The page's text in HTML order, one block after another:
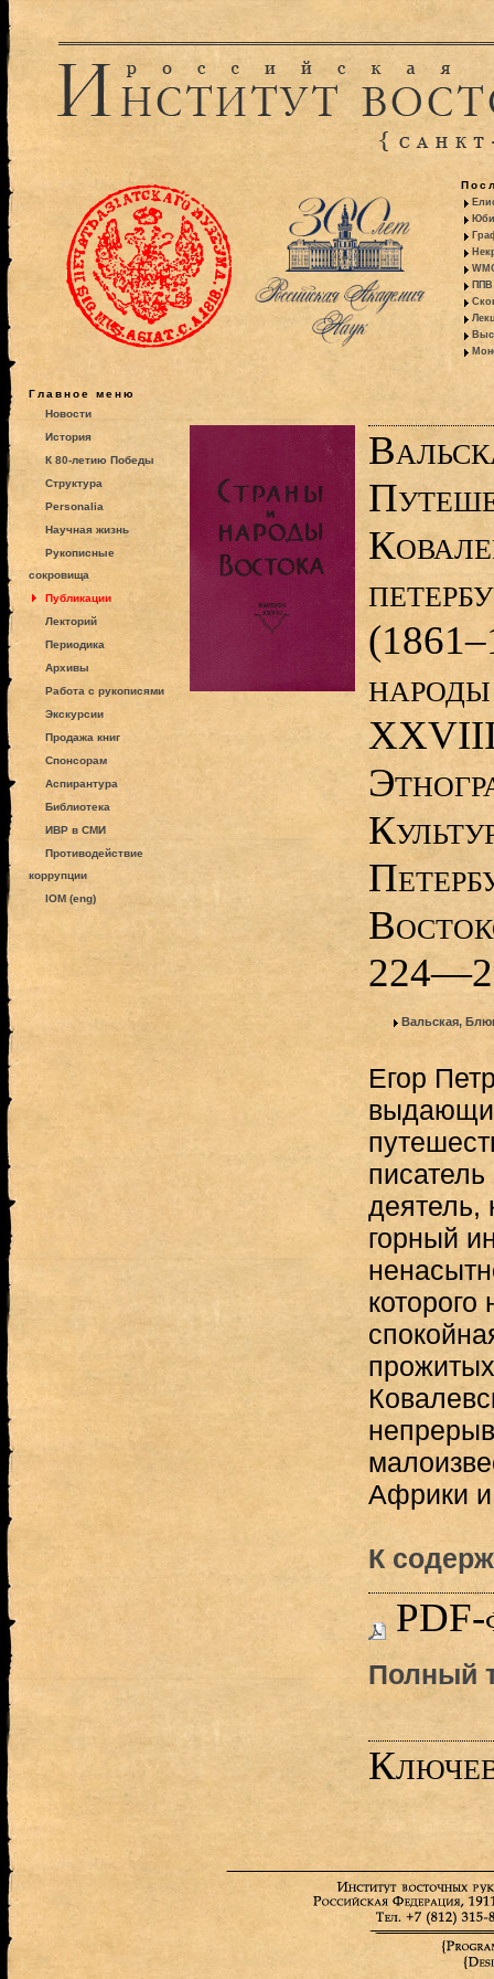
ППВ
Главное меню
Новости
История
К 80-летию Победы
Структура
Personalia
Научная жизнь
Рукописные
сокровища
Публикации
Лекторий
Периодика
Архивы
Работа с рукописями
Экскурсии
Продажа книг
Спонсорам
Аспирантура
Библиотека
ИВР в СМИ
Противодействие
коррупции
IOM (eng)
Вальская,
Егор
деятель,
горный
которого
Африки
К
PDF-
Полный